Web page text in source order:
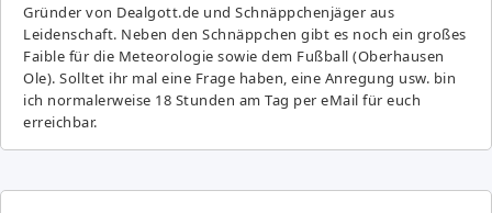
Gründer von Dealgott.de und Schnäppchenjäger aus
Leidenschaft. Neben den Schnäppchen gibt es noch ein großes
Fai­ble für die Meteorologie sowie dem Fußball (Oberhausen
Ole). Solltet ihr mal eine Frage haben, eine Anregung usw. bin
ich normalerweise 18 Stunden am Tag per eMail für euch
erreichbar.